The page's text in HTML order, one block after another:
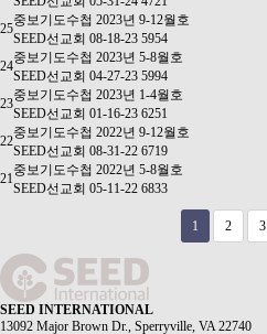
25
중보기도수첩 2023년 9-12월호
SEED선교회 08-18-23 5954
24
중보기도수첩 2023년 5-8월호
SEED선교회 04-27-23 5994
23
중보기도수첩 2023년 1-4월호
SEED선교회 01-16-23 6251
22
중보기도수첩 2022년 9-12월호
SEED선교회 08-31-22 6719
21
중보기도수첩 2022년 5-8월호
SEED선교회 05-11-22 6833
1 2 3
SEED INTERNATIONAL
13092 Major Brown Dr., Sperryville, VA 22740